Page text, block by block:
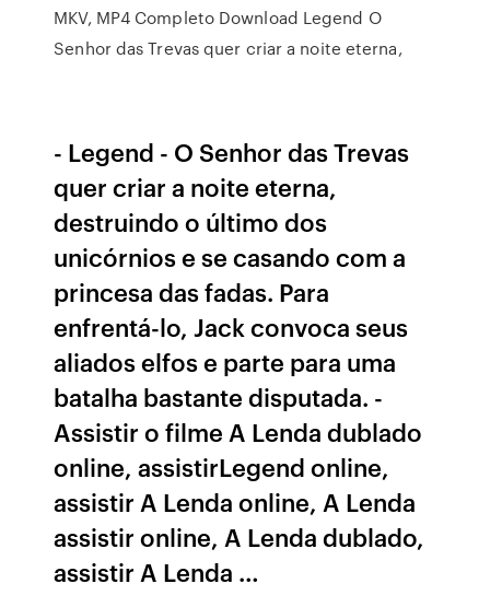
MKV, MP4 Completo Download Legend O
Senhor das Trevas quer criar a noite eterna,
- Legend - O Senhor das Trevas
quer criar a noite eterna,
destruindo o último dos
unicórnios e se casando com a
princesa das fadas. Para
enfrentá-lo, Jack convoca seus
aliados elfos e parte para uma
batalha bastante disputada. -
Assistir o filme A Lenda dublado
online, assistirLegend online,
assistir A Lenda online, A Lenda
assistir online, A Lenda dublado,
assistir A Lenda …